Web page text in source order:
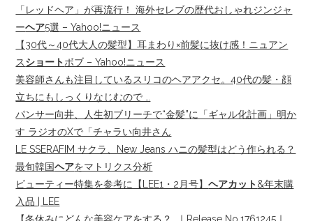
「レッドヘア」が再流行！ 海外セレブの歴代おしゃれジンジャ
ーヘア5選 – Yahoo!ニュース
【30代～40代大人の髪型】耳まわり×前髪に抜け感！ニュアン
スショートボブ – Yahoo!ニュース
美容師さんも注目しているスリコのヘアアクセ。40代の髪・顔
立ちにもしっくりなじむので …
パンサー向井、人生初ブリーチで“金髪”に「ギャル化計画」明か
す ラジオのXで「チャラい向井さん
LE SSERAFIM サクラ、New Jeans ハニの髪型はどう作られる？
最旬韓国ヘアをマトリクス分析
ビューティー特集を参考に【LEE1・2月号】ヘアカット&年末購
入品 | LEE